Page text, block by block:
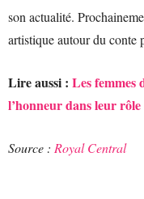
son actualité.
artistique autour du conte
Lire aussi : Les femmes
l’honneur dans leur
Source : Royal Central